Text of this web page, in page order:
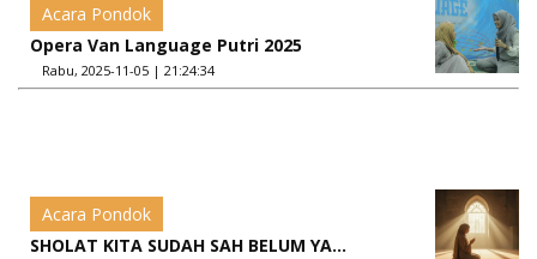
Acara Pondok
Opera Van Language Putri 2025
Rabu, 2025-11-05 | 21:24:34
Acara Pondok
SHOLAT KITA SUDAH SAH BELUM YA...